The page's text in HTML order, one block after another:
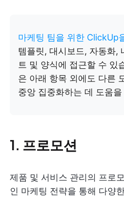
마케팅 팀을 위한 ClickUp
템플릿, 대시보드, 자동화,
트 및 양식에 접근할 수 있
은 아래 항목 외에도 다른
중앙 집중화하는 데 도움
1. 프로모션
제품 및 서비스 관리의 프로
인 마케팅 전략을 통해 다양